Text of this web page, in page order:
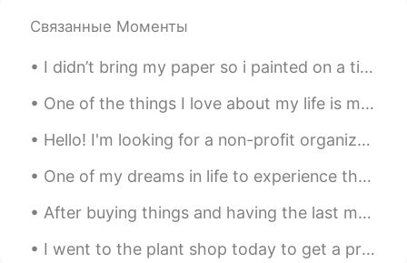
人とか、文化とか、場所とか、食べ物
が見たいです ね。
人とか、文化とか、場所とか、食べ物
見たいです。
Hiromi 2020.03.07 13:07
JP EN
いいですね。やりたい時に やりたいこと
を たくさんやって下さい。😊😊
Связанные Моменты
I didn’t bring my paper so i painted on a tissue paper instead 😂 Killing some time, chilling in a...
One of the things I love about my life is my job. it's sad to see airlines crumbling down all ove...
Hello! I'm looking for a non-profit organization that caters towards teaching English remotely! ...
One of my dreams in life to experience the nothern lights. And i hope 1 day, i will be able to se...
After buying things and having the last meal at a shop near the station, I returned to Nagoya fro...
I went to the plant shop today to get a present for my friend. It's her birthday so i decided to ...